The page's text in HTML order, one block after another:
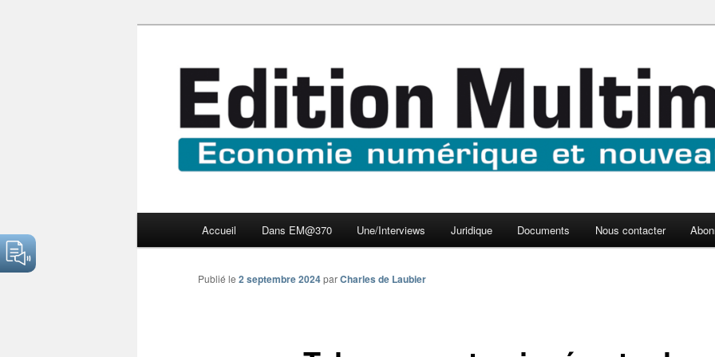
Edition Multimédi@
Accueil Dans EM@370 Une/Interviews Juridique Documents Nous contacter
Publié le 2 septembre 2024parCharles de Laubier